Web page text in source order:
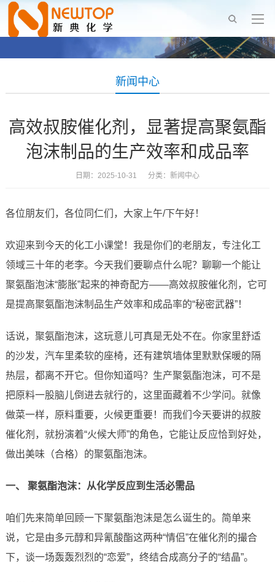
新闻中心
高效叔胺催化剂，显著提高聚氨酯
泡沫制品的生产效率和成品率
日期：2025-10-31 分类： 新闻中心
各位朋友们，各位同仁们，大家上午/下午好！
欢迎来到今天的化工小课堂！我是你们的老朋友，专注化工
领域三十年的老李。今天我们要聊点什么呢？聊聊一个能让
聚氨酯泡沫“膨胀”起来的神奇配方——高效叔胺催化剂，它可
是提高聚氨酯泡沫制品生产效率和成品率的“秘密武器”！
话说，聚氨酯泡沫，这玩意儿可真是无处不在。你家里舒适
的沙发，汽车里柔软的座椅，还有建筑墙体里默默保暖的隔
热层，都离不开它。但你知道吗？生产聚氨酯泡沫，可不是
把原料一股脑儿倒进去就行的，这里面藏着不少学问。就像
做菜一样，原料重要，火候更重要！而我们今天要讲的叔胺
催化剂，就扮演着“火候大师”的角色，它能让反应恰到好处，
做出美味（合格）的聚氨酯泡沫。
一、 聚氨酯泡沫：从化学反应到生活必需品
咱们先来简单回顾一下聚氨酯泡沫是怎么诞生的。简单来
说，它是由多元醇和异氰酸酯这两种“情侣”在催化剂的撮合
下，谈一场轰轰烈烈的“恋爱”，终结合成高分子的“结晶”。